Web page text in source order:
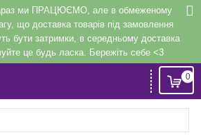
ми ПРАЦЮЄМО, але в обмеженому
що доставка товарів під замовлення
бути затримки, в середньому доставка
це будь ласка. Бережіть себе <3
0
илиРегистрация